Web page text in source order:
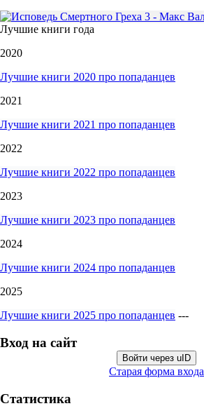
Лучшие книги года
2020
Лучшие книги 2020 про попаданцев
2021
Лучшие книги 2021 про попаданцев
2022
Лучшие книги 2022 про попаданцев
2023
Лучшие книги 2023 про попаданцев
2024
Лучшие книги 2024 про попаданцев
2025
Лучшие книги 2025 про попаданцев ---
Вход на сайт
Войти через uID
Старая форма входа
Статистика